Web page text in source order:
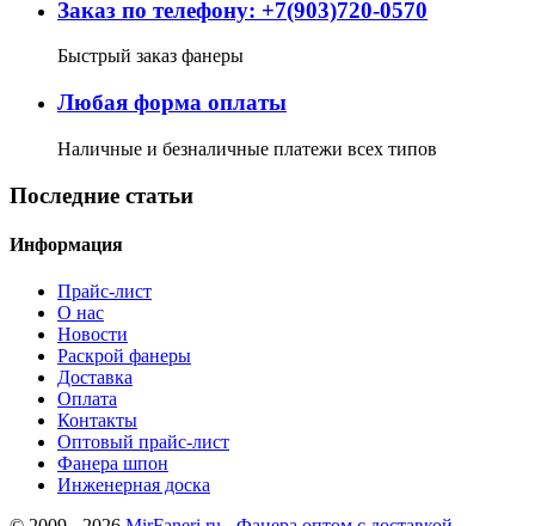
Заказ по телефону: +7(903)720-0570
Быстрый заказ фанеры
Любая форма оплаты
Наличные и безналичные платежи всех типов
Последние статьи
Информация
Прайс-лист
О нас
Новости
Раскрой фанеры
Доставка
Оплата
Контакты
Оптовый прайс-лист
Фанера шпон
Инженерная доска